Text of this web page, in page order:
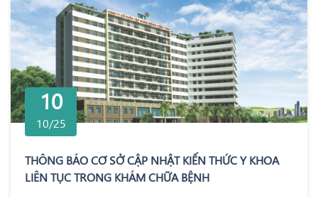
10
10/25
THÔNG BÁO CƠ SỞ CẬP NHẬT KIẾN THỨC Y KHOA
LIÊN TỤC TRONG KHÁM CHỮA BỆNH